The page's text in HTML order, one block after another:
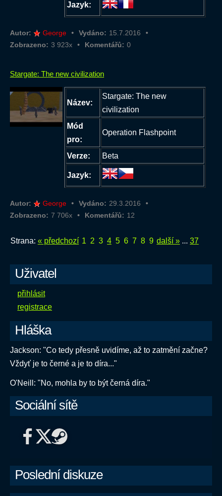
Jazyk:
Autor: George Vydáno: 15.7.2016
Zobrazeno: 3 923x Komentářů: 0
Stargate: The new civilization
Název:
Stargate: The new
civilization
Mód
pro:
Operation Flashpoint
Verze: Beta
Jazyk:
Autor: George Vydáno: 29.3.2016
Zobrazeno: 7 706x Komentářů: 12
Strana: « předchozí 1 2 3 4 5 6 7 8 9 další » ... 37
Uživatel
přihlásit
registrace
Hláška
Jackson: "Co tedy přesně uvidíme, až to zatmění začne?
Vždyť je to černé a je to díra..."
O'Neill: "No, mohla by to být černá díra."
Sociální sítě
Poslední diskuze